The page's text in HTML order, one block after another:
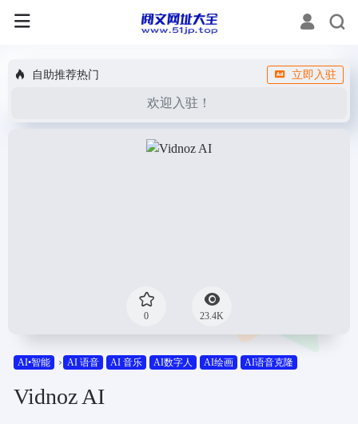
自助推荐热门 立即入驻
欢迎入驻！
0 23.4K
AI•智能 AI 语音 AI 音乐 AI数字人 AI绘画 AI语音克隆
Vidnoz AI